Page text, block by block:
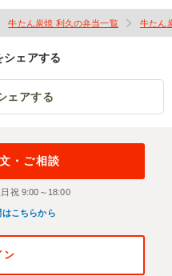
牛たん炭焼 利久の弁当一覧 牛たん
シェアする
ェアする
・ご相談
祝 9:00～18:00
こちらから
ン